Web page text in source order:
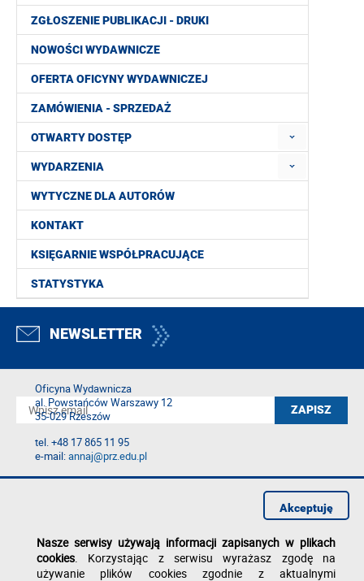
ZGŁOSZENIE PUBLIKACJI - DRUKI
NOWOŚCI WYDAWNICZE
OFERTA OFICYNY WYDAWNICZEJ
ZAMÓWIENIA - SPRZEDAŻ
OTWARTY DOSTĘP
WYDARZENIA
WYTYCZNE DLA AUTORÓW
KONTAKT
KSIĘGARNIE WSPÓŁPRACUJĄCE
STATYSTYKA
NEWSLETTER
Oficyna Wydawnicza
al. Powstańców Warszawy 12
35-029 Rzeszów
tel. +48 17 865 11 95
e-mail:annaj@prz.edu.pl
Deklaracja dostępności
Nasze serwisy używają informacji zapisanych w plikach
cookies. Korzystając z serwisu wyrażasz zgodę na
używanie plików cookies zgodnie z aktualnymi
Akceptuję